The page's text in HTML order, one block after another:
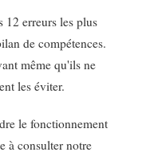
12 erreurs les plus
de compétences.
même qu'ils ne
les éviter.
le fonctionnement
à consulter notre